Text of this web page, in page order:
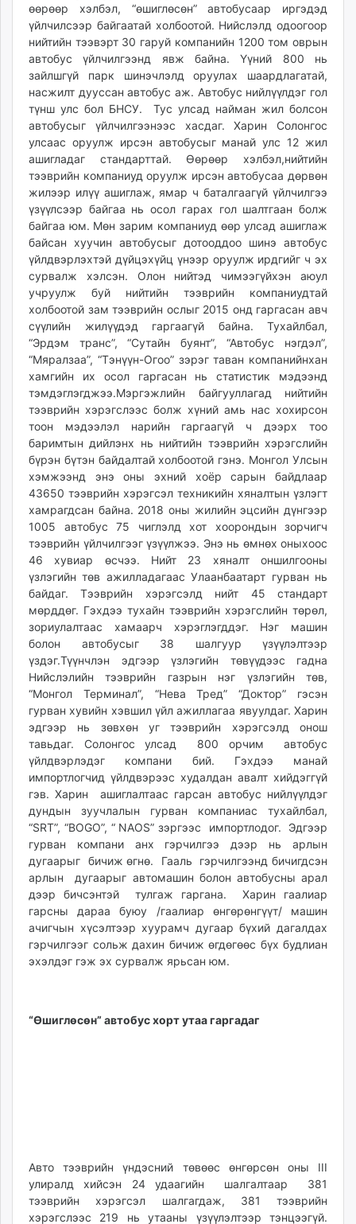
unegui.mn
assa.mn
toim.mn
tac.mn
paparazzi.mn
unread.today
өөрөөр хэлбэл, “өшиглөсөн” автобусаар иргэдэд
үйлчилсээр байгаатай холбоотой. Нийслэлд одоогоор
нийтийн тээвэрт 30 гаруй компанийн 1200 том оврын
автобус үйлчилгээнд явж байна. Үүний 800 нь
зайлшгүй парк шинэчлэлд оруулах шаардлагатай,
насжилт дууссан автобус аж. Автобус нийлүүлдэг гол
түнш улс бол БНСУ. Тус улсад найман жил болсон
автобусыг үйлчилгээнээс хасдаг. Харин Солонгос
улсаас оруулж ирсэн автобусыг манай улс 12 жил
ашигладаг стандарттай. Өөрөөр хэлбэл,нийтийн
тээврийн компаниуд оруулж ирсэн автобусаа дөрвөн
жилээр илүү ашиглаж, ямар ч баталгаагүй үйлчилгээ
үзүүлсээр байгаа нь осол гарах гол шалтгаан болж
байгаа юм. Мөн зарим компаниуд өөр улсад ашиглаж
байсан хуучин автобусыг дотооддоо шинэ автобус
үйлдвэрлэхтэй дүйцэхүйц үнээр оруулж ирдгийг ч эх
сурвалж хэлсэн. Олон нийтэд чимээгүйхэн аюул
учруулж буй нийтийн тээврийн компаниудтай
холбоотой зам тээврийн ослыг 2015 онд гаргасан авч
сүүлийн жилүүдэд гаргаагүй байна. Тухайлбал,
“Эрдэм транс”, “Сутайн буянт”, “Автобус нэгдэл”,
“Мяралзаа”, “Тэнүүн-Огоо” зэрэг таван компанийнхан
хамгийн их осол гаргасан нь статистик мэдээнд
тэмдэглэгджээ.Мэргэжлийн байгууллагад нийтийн
тээврийн хэрэгслээс болж хүний амь нас хохирсон
тоон мэдээлэл нарийн гаргаагүй ч дээрх тоо
баримтын дийлэнх нь нийтийн тээврийн хэрэгслийн
бүрэн бүтэн байдалтай холбоотой гэнэ. Монгол Улсын
хэмжээнд энэ оны эхний хоёр сарын байдлаар
43650 тээврийн хэрэгсэл техникийн хяналтын үзлэгт
хамрагдсан байна. 2018 оны жилийн эцсийн дүнгээр
1005 автобус 75 чиглэлд хот хоорондын зорчигч
тээврийн үйлчилгээг үзүүлжээ. Энэ нь өмнөх оныхоос
46 хувиар өсчээ. Нийт 23 хяналт оншилгооны
үзлэгийн төв ажилладагаас Улаанбаатарт гурван нь
байдаг. Тээврийн хэрэгсэлд нийт 45 стандарт
мөрддөг. Гэхдээ тухайн тээврийн хэрэгслийн төрөл,
зориулалтаас хамаарч хэрэглэгддэг. Нэг машин
болон автобусыг 38 шалгуур үзүүлэлтээр
үздэг.Түүнчлэн эдгээр үзлэгийн төвүүдээс гадна
Нийслэлийн тээврийн газрын нэг үзлэгийн төв,
“Монгол Терминал”, “Нева Тред” “Доктор” гэсэн
гурван хувийн хэвшил үйл ажиллагаа явуулдаг. Харин
эдгээр нь зөвхөн уг тээврийн хэрэгсэлд онош
тавьдаг. Солонгос улсад 800 орчим автобус
үйлдвэрлэдэг компани бий. Гэхдээ манай
импортлогчид үйлдвэрээс худалдан авалт хийдэггүй
гэв. Харин ашиглалтаас гарсан автобус нийлүүлдэг
дундын зуучлалын гурван компаниас тухайлбал,
“SRT”, “BOGO”, “ NAOS” зэргээс импортлодог. Эдгээр
гурван компани анх гэрчилгээ дээр нь арлын
дугаарыг бичиж өгнө. Гааль гэрчилгээнд бичигдсэн
арлын дугаарыг автомашин болон автобусны арал
дээр бичсэнтэй тулгаж гаргана. Харин гаалиар
гарсны дараа буюу /гаалиар өнгөрөнгүүт/ машин
ачигчын хүсэлтээр хуурамч дугаар бүхий дагалдах
гэрчилгээг сольж дахин бичиж өгдөгөөс бүх будлиан
эхэлдэг гэж эх сурвалж ярьсан юм.
“Өшиглөсөн” автобус хорт утаа гаргадаг
Авто тээврийн үндэсний төвөөс өнгөрсөн оны III
улиралд хийсэн 24 удаагийн шалгалтаар 381
тээврийн хэрэгсэл шалгагдаж, 381 тээврийн
хэрэгслээс 219 нь утааны үзүүлэлтээр тэнцээгүй.